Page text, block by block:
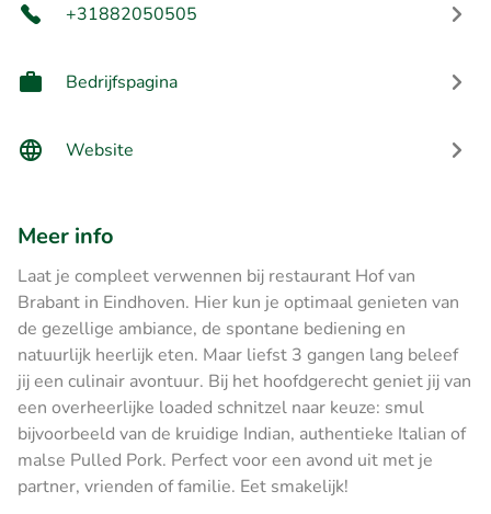
+31882050505
Bedrijfspagina
Website
Meer info
Laat je compleet verwennen bij restaurant Hof van
Brabant in Eindhoven. Hier kun je optimaal genieten van
de gezellige ambiance, de spontane bediening en
natuurlijk heerlijk eten. Maar liefst 3 gangen lang beleef
jij een culinair avontuur. Bij het hoofdgerecht geniet jij van
een overheerlijke loaded schnitzel naar keuze: smul
bijvoorbeeld van de kruidige Indian, authentieke Italian of
malse Pulled Pork. Perfect voor een avond uit met je
partner, vrienden of familie. Eet smakelijk!